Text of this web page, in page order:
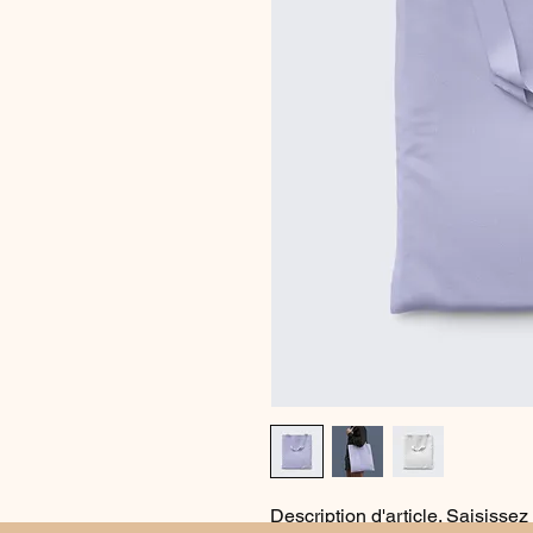
Description d'article.